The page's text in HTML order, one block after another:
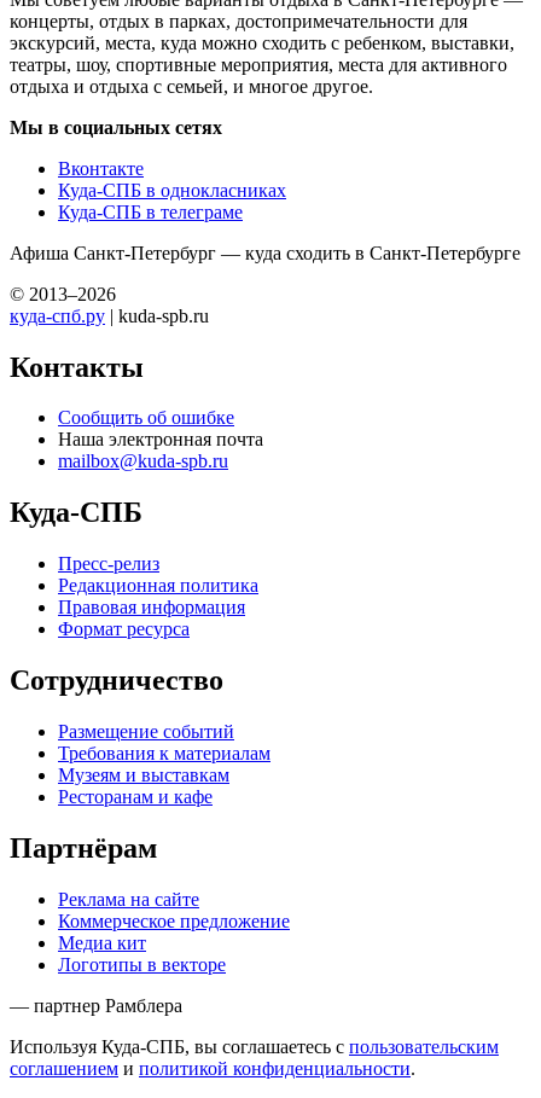
концерты, отдых в парках, достопримечательности для
экскурсий, места, куда можно сходить с ребенком, выставки,
театры, шоу, спортивные мероприятия, места для активного
отдыха и отдыха с семьей, и многое другое.
Мы в социальных сетях
Вконтакте
Куда-СПБ в однокласниках
Куда-СПБ в телеграме
Афиша Санкт-Петербург — куда сходить в Санкт-Петербурге
© 2013–2026
куда-спб.ру | kuda-spb.ru
Контакты
Сообщить об ошибке
Наша электронная почта
mailbox@kuda-spb.ru
Куда-СПБ
Пресс-релиз
Редакционная политика
Правовая информация
Формат ресурса
Сотрудничество
Размещение событий
Требования к материалам
Музеям и выставкам
Ресторанам и кафе
Партнёрам
Реклама на сайте
Коммерческое предложение
Медиа кит
Логотипы в векторе
— партнер Рамблера
Используя Куда-СПБ, вы соглашаетесь с пользовательским
соглашением и политикой конфиденциальности.